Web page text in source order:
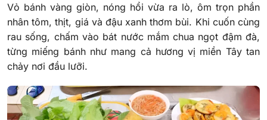
Vỏ bánh vàng giòn, nóng hổi vừa ra lò, ôm trọn phần
nhân tôm, thịt, giá và đậu xanh thơm bùi. Khi cuốn cùng
rau sống, chấm vào bát nước mắm chua ngọt đậm đà,
từng miếng bánh như mang cả hương vị miền Tây tan
chảy nơi đầu lưỡi.